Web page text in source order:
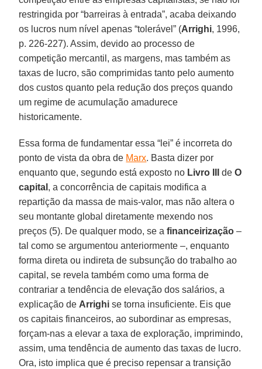
restringida por “barreiras à entrada”, acaba deixando
os lucros num nível apenas “tolerável” (Arrighi, 1996,
p. 226-227). Assim, devido ao processo de
competição mercantil, as margens, mas também as
taxas de lucro, são comprimidas tanto pelo aumento
dos custos quanto pela redução dos preços quando
um regime de acumulação amadurece
historicamente.
Essa forma de fundamentar essa “lei” é incorreta do
ponto de vista da obra de Marx. Basta dizer por
enquanto que, segundo está exposto no Livro III deO
capital , a concorrência de capitais modifica a
repartição da massa de mais-valor, mas não altera o
seu montante global diretamente mexendo nos
preços (5). De qualquer modo, se afinanceirização –
tal como se argumentou anteriormente –, enquanto
forma direta ou indireta de subsunção do trabalho ao
capital, se revela também como uma forma de
contrariar a tendência de elevação dos salários, a
explicação de Arrighi se torna insuficiente. Eis que
os capitais financeiros, ao subordinar as empresas,
forçam-nas a elevar a taxa de exploração, imprimindo,
assim, uma tendência de aumento das taxas de lucro.
Ora, isto implica que é preciso repensar a transição